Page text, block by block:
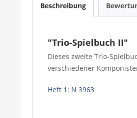
Beschreibung
"Trio-Spielbuch II"
Dieses zweite Trio-
verschiedener
Heft 1: N 3963